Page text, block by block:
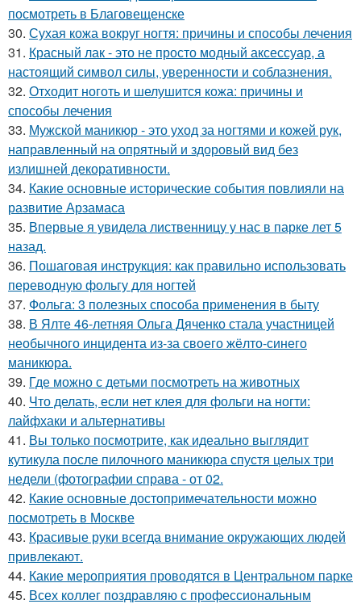
посмотреть в Благовещенске
30. Сухая кожа вокруг ногтя: причины и способы лечения
31. Красный лак - это не просто модный аксессуар, а
настоящий символ силы, уверенности и соблазнения.
32. Отходит ноготь и шелушится кожа: причины и
способы лечения
33. Мужской маникюр - это уход за ногтями и кожей рук,
направленный на опрятный и здоровый вид без
излишней декоративности.
34. Какие основные исторические события повлияли на
развитие Арзамаса
35. Впервые я увидела лиственницу у нас в парке лет 5
назад.
36. Пошаговая инструкция: как правильно использовать
переводную фольгу для ногтей
37. Фольга: 3 полезных способа применения в быту
38. В Ялте 46-летняя Ольга Дяченко стала участницей
необычного инцидента из-за своего жёлто-синего
маникюра.
39. Где можно с детьми посмотреть на животных
40. Что делать, если нет клея для фольги на ногти:
лайфхаки и альтернативы
41. Вы только посмотрите, как идеально выглядит
кутикула после пилочного маникюра спустя целых три
недели (фотографии справа - от 02.
42. Какие основные достопримечательности можно
посмотреть в Москве
43. Красивые руки всегда внимание окружающих людей
привлекают.
44. Какие мероприятия проводятся в Центральном парке
45. Всех коллег поздравляю с профессиональным